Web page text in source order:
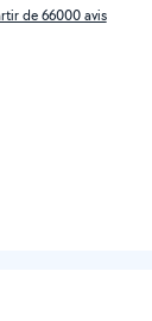
de 66000 avis